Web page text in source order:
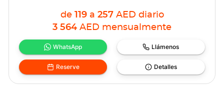
de 119 a 257 AED diario
3 564 AED mensualmente
WhatsApp Llámenos
Reserve Detalles